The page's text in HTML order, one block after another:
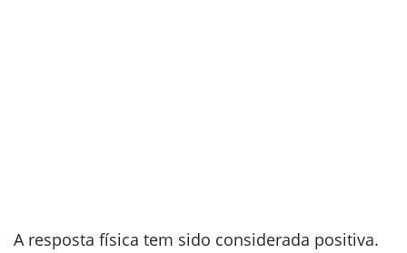
A resposta física tem sido considerada positiva.